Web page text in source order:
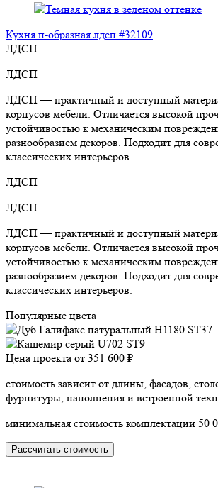
Кухня п-образная лдсп #32109
ЛДСП
ЛДСП
ЛДСП — практичный и доступный
корпусов мебели. Отличается высокой
устойчивостью к механическим
разнообразием декоров. Подходит для
классических интерьеров.
ЛДСП
ЛДСП
ЛДСП — практичный и доступный
корпусов мебели. Отличается высокой
устойчивостью к механическим
разнообразием декоров. Подходит для
классических интерьеров.
Популярные цвета
Цена проекта от 351 600 ₽
стоимость зависит от длины, фасадов,
фурнитуры, наполнения и встроенной
минимальная стоимость комплектации 50
Рассчитать стоимость